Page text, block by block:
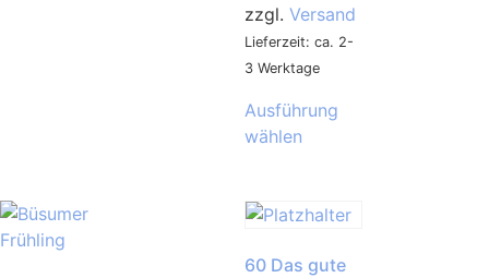
zzgl. Versand
Lieferzeit: ca. 2-
3 Werktage
Ausführung
wählen
60 Das gute